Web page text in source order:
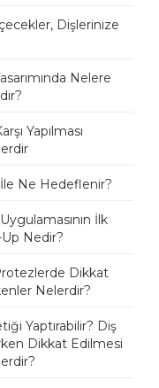
Dişlerinize
Nelere
Yapılması
İle Ne Hedeflenir?
İlk
Nedir?
Dikkat
Nelerdir?
Yaptırabilir? Diş
Dikkat Edilmesi